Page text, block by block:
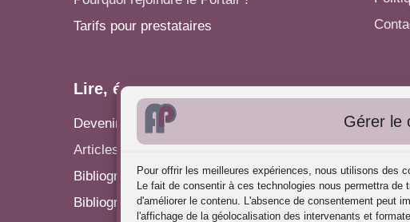
Gérer le
Pour offrir les meilleures expériences, nous utilisons des
Le fait de consentir à ces technologies nous permettra
d'améliorer le contenu. L'absence de consentement peut
l'affichage de la géolocalisation des intervenants et
Tarifs pour prestataires
Lire, écrire...
Devenir rédacteur
Articles - Actualités
Bibliographie: Analyse des Pratiques
Bibliographie: Supervision